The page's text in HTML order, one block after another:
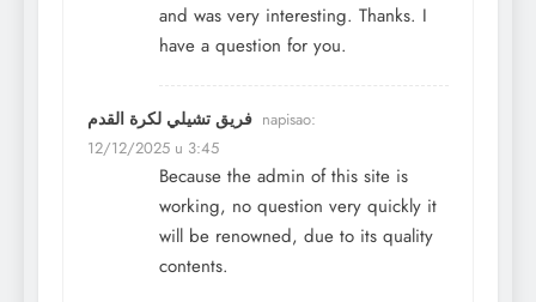
and was very interesting. Thanks. I
have a question for you.
فريق تشيلي لكرة القدم napisao:
12/12/2025 u 3:45
Because the admin of this site is
working, no question very quickly it
will be renowned, due to its quality
contents.